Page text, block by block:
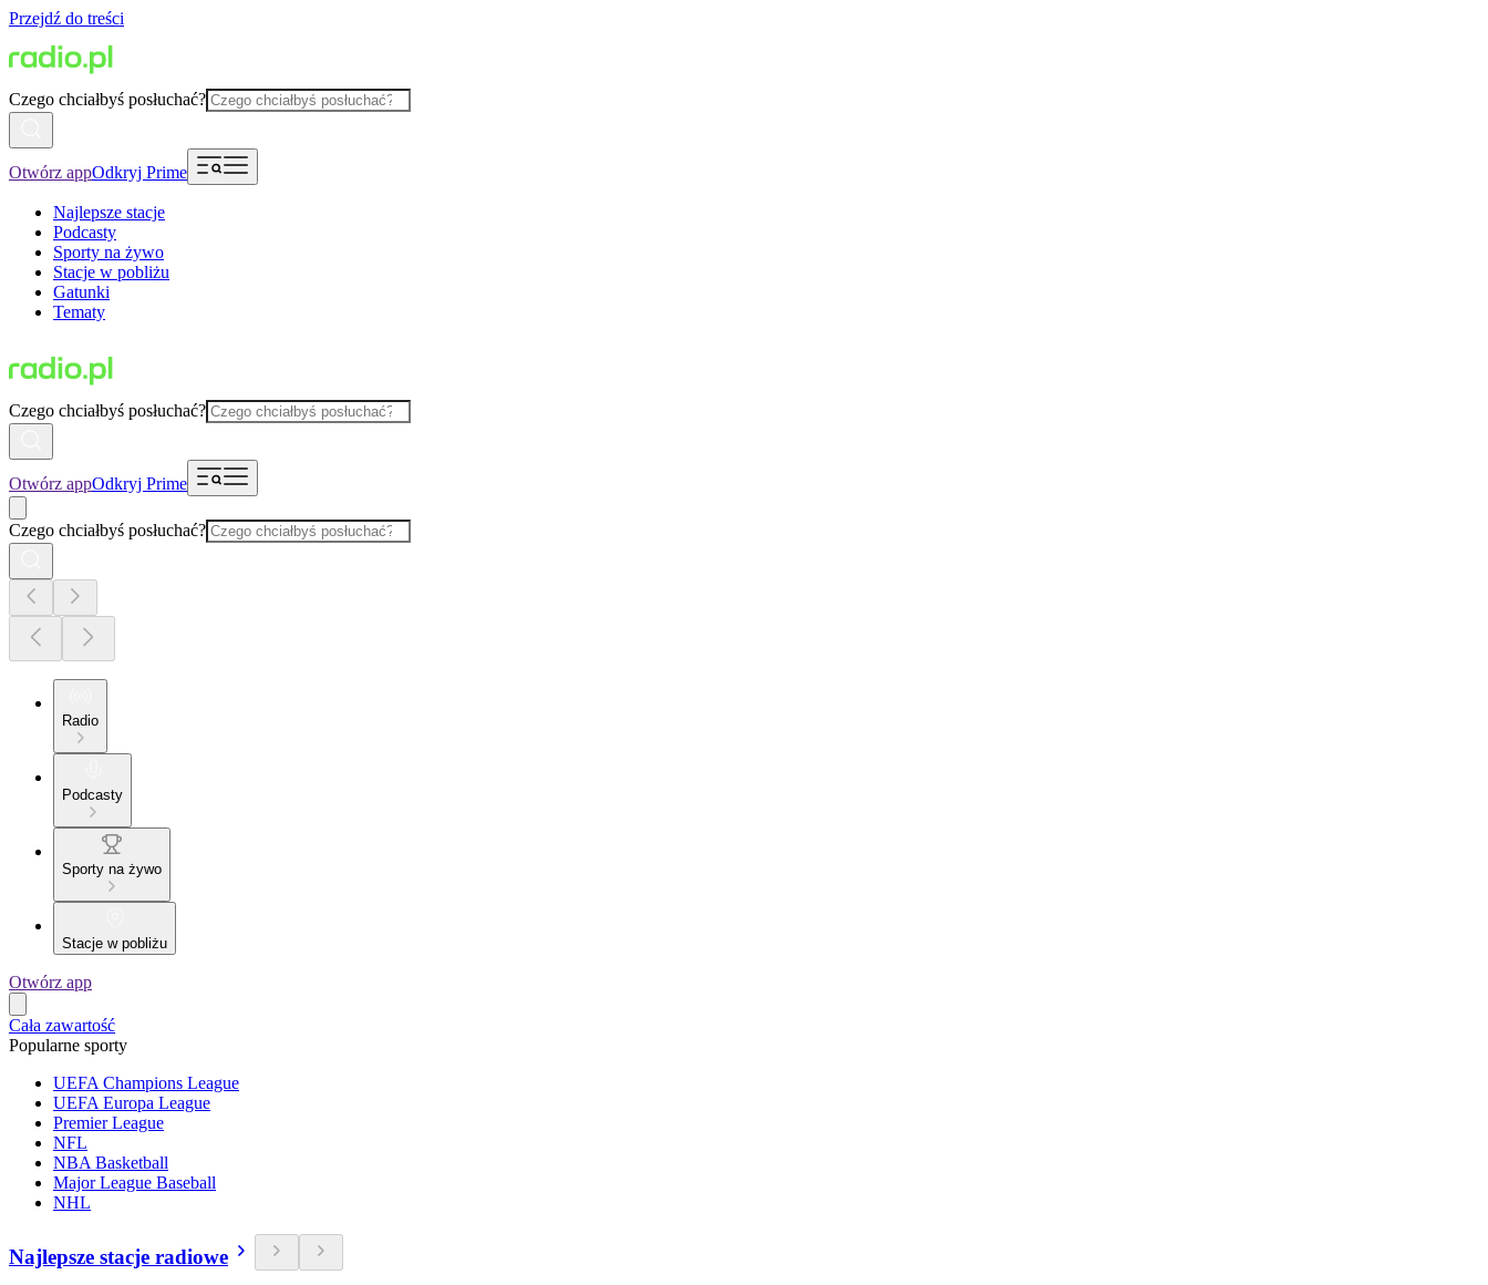
Przejdź do treści
Czego chciałbyś posłuchać?
Otwórz appOdkryj Prime
Najlepsze stacje
Podcasty
Sporty na żywo
Stacje w pobliżu
Gatunki
Tematy
Czego chciałbyś posłuchać?
Otwórz appOdkryj Prime
Czego chciałbyś posłuchać?
Radio
Podcasty
Sporty na żywo
Stacje w pobliżu
Otwórz app
Cała zawartość
Popularne sporty
UEFA Champions League
UEFA Europa League
Premier League
NFL
NBA Basketball
Major League Baseball
NHL
Najlepsze stacje radiowe